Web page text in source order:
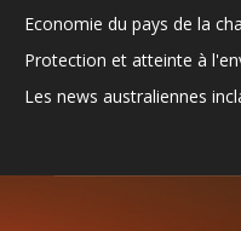
Economie du pays de la
Protection et atteinte à
Les news australiennes